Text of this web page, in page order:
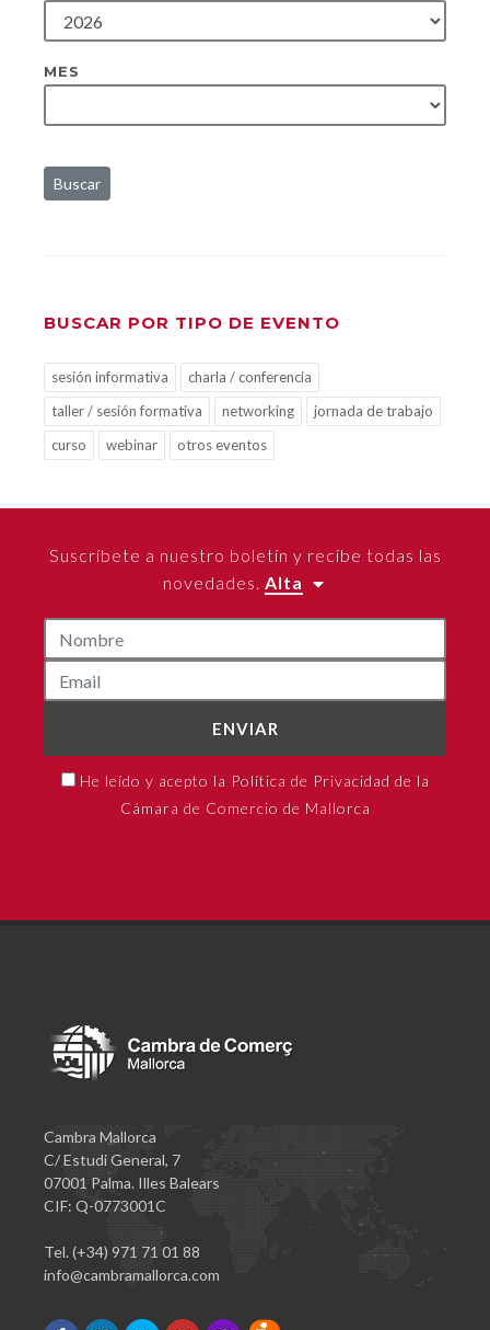
MES
Buscar
BUSCAR POR TIPO DE EVENTO
sesión informativa
charla / conferencia
taller / sesión formativa
networking
jornada de trabajo
curso
webinar otros eventos
Suscríbete a nuestro boletín y recibe todas las
novedades. Alta
ENVIAR
He leído y acepto la Política de Privacidad de la
Cámara de Comercio de Mallorca
Cambra Mallorca
C/ Estudi General, 7
07001 Palma. Illes Balears
CIF: Q-0773001C
Tel. (+34) 971 71 01 88
info@cambramallorca.com